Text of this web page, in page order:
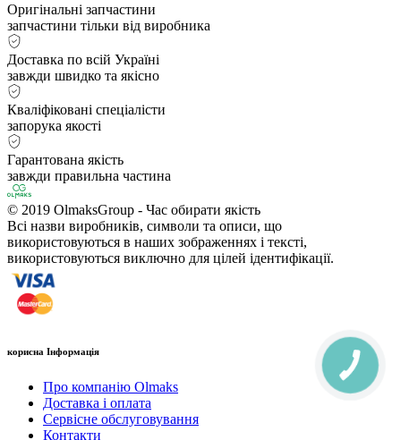
Оригінальні запчастини
запчастини тільки від виробника
Доставка по всій Україні
завжди швидко та якісно
Кваліфіковані спеціалісти
запорука якості
Гарантована якість
завжди правильна частина
© 2019 OlmaksGroup - Час обирати якість
Всі назви виробників, символи та описи, що
використовуються в наших зображеннях і тексті,
використовуються виключно для цілей ідентифікації.
корисна Інформація
Про компанію Olmaks
Доставка і оплата
Сервісне обслуговування
Контакти